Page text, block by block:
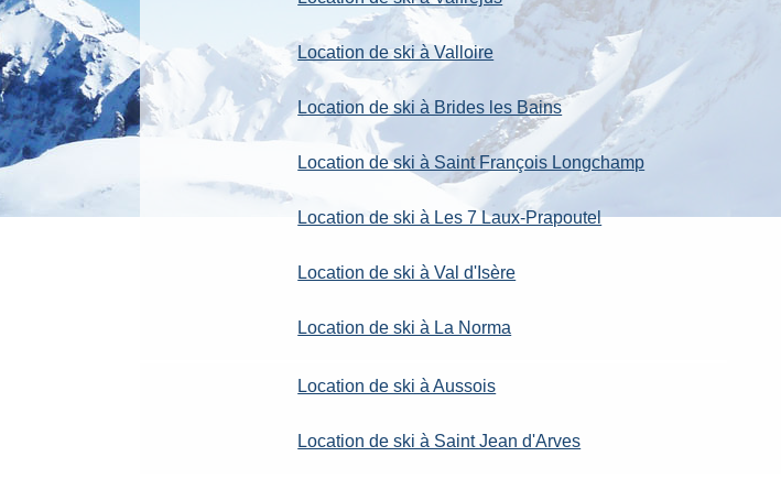
Location de ski à Valloire
Location de ski à Brides les Bains
Location de ski à Saint François Longchamp
Location de ski à Les 7 Laux-Prapoutel
Location de ski à Val d'Isère
Location de ski à La Norma
Location de ski à Aussois
Location de ski à Saint Jean d'Arves